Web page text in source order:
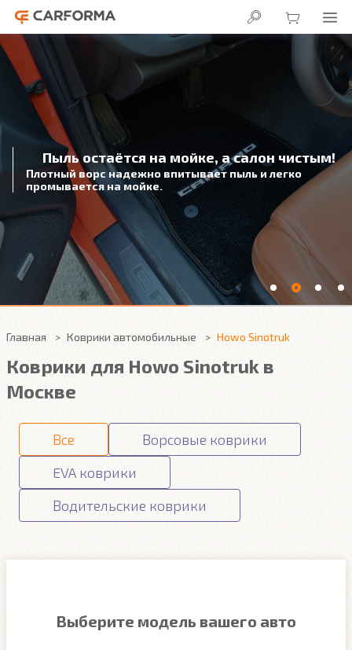
Пыль остаётся на мойке, а салон чистым!
Плотный ворс надежно впитывает пыль и легко
промывается на мойке.
Главная Коврики автомобильные Howo Sinotruk
Коврики для Howo Sinotruk в
Москве
Все
Ворсовые коврики
EVA коврики
Водительские коврики
Выберите модель вашего авто